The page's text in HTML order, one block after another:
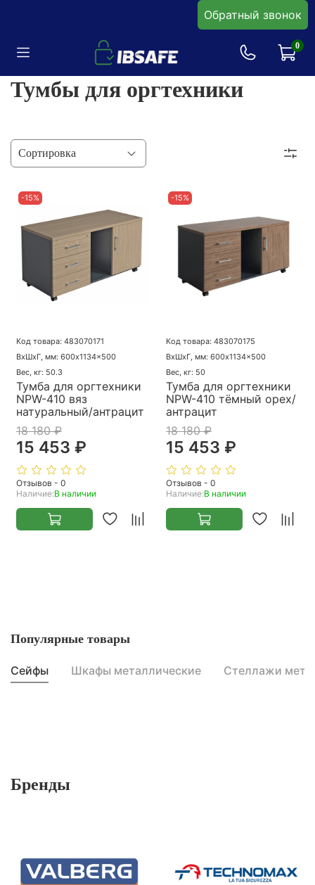
Обратный звонок
0
Тумбы для оргтехники
-15%
Код товара: 483070171
ВхШхГ, мм: 600x1134x500
Вес, кг: 50.3
Тумба для оргтехники
NPW-410 вяз
натуральный/антрацит
18 180 ₽
15 453 ₽
Отзывов - 0
Наличие:В наличии
-15%
Код товара: 483070175
ВхШхГ, мм: 600x1134x500
Вес, кг: 50
Тумба для оргтехники
NPW-410 тёмный орех/
антрацит
18 180 ₽
15 453 ₽
Отзывов - 0
Наличие:В наличии
Популярные товары
Сейфы Шкафы металлические Стеллажи
Бренды